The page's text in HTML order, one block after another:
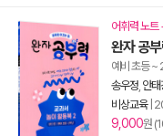
어휘력 노트
완자 공
예비 초등 ~
송우정 안태
비상교육|
9,000원